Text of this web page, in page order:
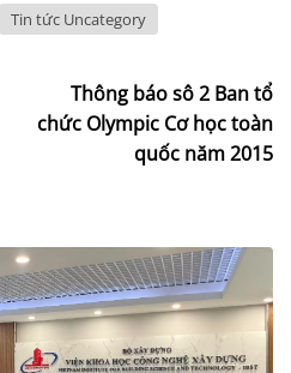
Tin tức Uncategory
Thông báo sô 2 Ban tổ
chức Olympic Cơ học toàn
quốc năm 2015